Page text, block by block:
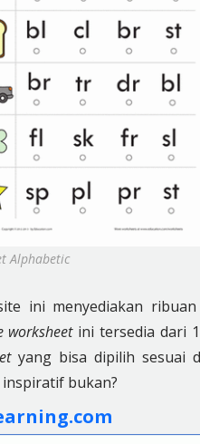
Alphabetic
ini menyediakan ribuan
worksheetini tersedia dari
yang bisa dipilih sesuai
bukan?